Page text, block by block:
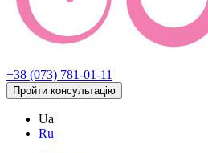
+38 (073) 781-01-11
Пройти консультацію
Ua
Ru